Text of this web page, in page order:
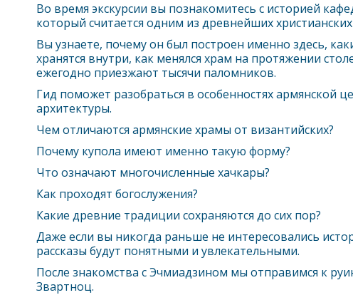
Во время экскурсии вы познакомитесь с историей
который считается одним из древнейших
Вы узнаете, почему он был построен именно здесь,
хранятся внутри, как менялся храм на протяжении
ежегодно приезжают тысячи паломников.
Гид поможет разобраться в особенностях армянской
архитектуры.
Чем отличаются армянские храмы от византийских?
Почему купола имеют именно такую форму?
Что означают многочисленные хачкары?
Как проходят богослужения?
Какие древние традиции сохраняются до сих пор?
Даже если вы никогда раньше не интересовались
рассказы будут понятными и увлекательными.
После знакомства с Эчмиадзином мы отправимся к
Звартноц.